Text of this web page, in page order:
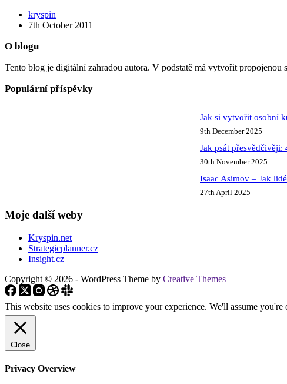
kryspin
7th October 2011
O blogu
Tento blog je digitální zahradou autora. V podstatě má vytvořit
Populární příspěvky
Jak si vytvořit osobní
9th December 2025
Jak psát
30th November 2025
Isaac Asimov – Jak
27th April 2025
Moje další weby
Kryspin.net
Strategicplanner.cz
Insight.cz
Copyright © 2026 - WordPress Theme by Creative Themes
This website uses cookies to improve your experience. We'll assume
Close
Privacy Overview